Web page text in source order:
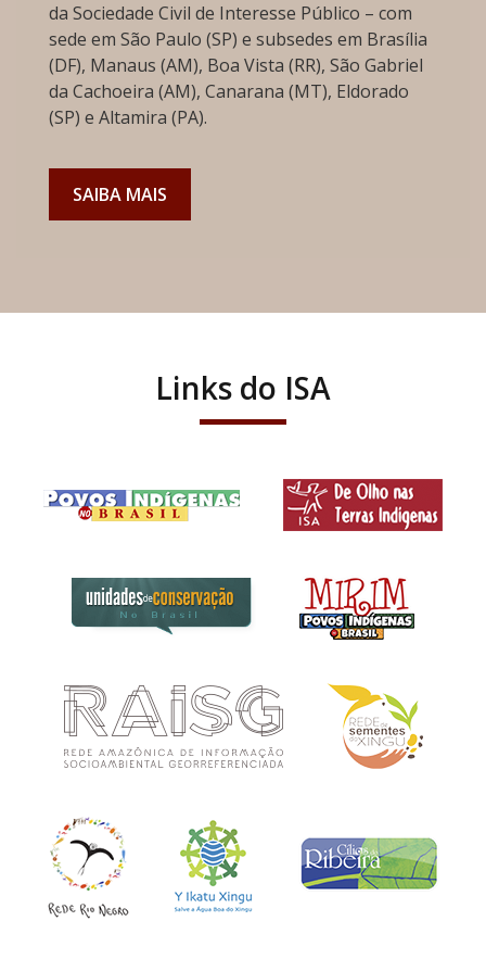
da Sociedade Civil de Interesse Público – com
sede em São Paulo (SP) e subsedes em Brasília
(DF), Manaus (AM), Boa Vista (RR), São Gabriel
da Cachoeira (AM), Canarana (MT), Eldorado
(SP) e Altamira (PA).
SAIBA MAIS
Links do ISA